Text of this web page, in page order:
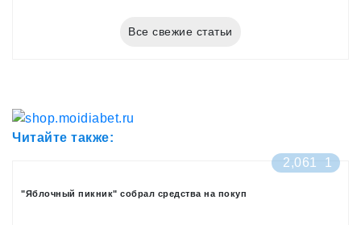
Все свежие статьи
Читайте также:
2,061
1
"Яблочный пикник" собрал средства на покуп